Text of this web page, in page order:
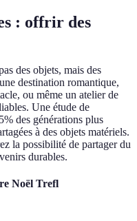
: offrir des
des objets, mais des
destination romantique,
ou même un atelier de
Une étude de
des générations plus
à des objets matériels.
la possibilité de partager du
durables.
Noël Trefl